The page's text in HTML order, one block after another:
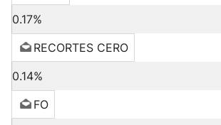
0.17%
RECORTES CERO
0.14%
FO